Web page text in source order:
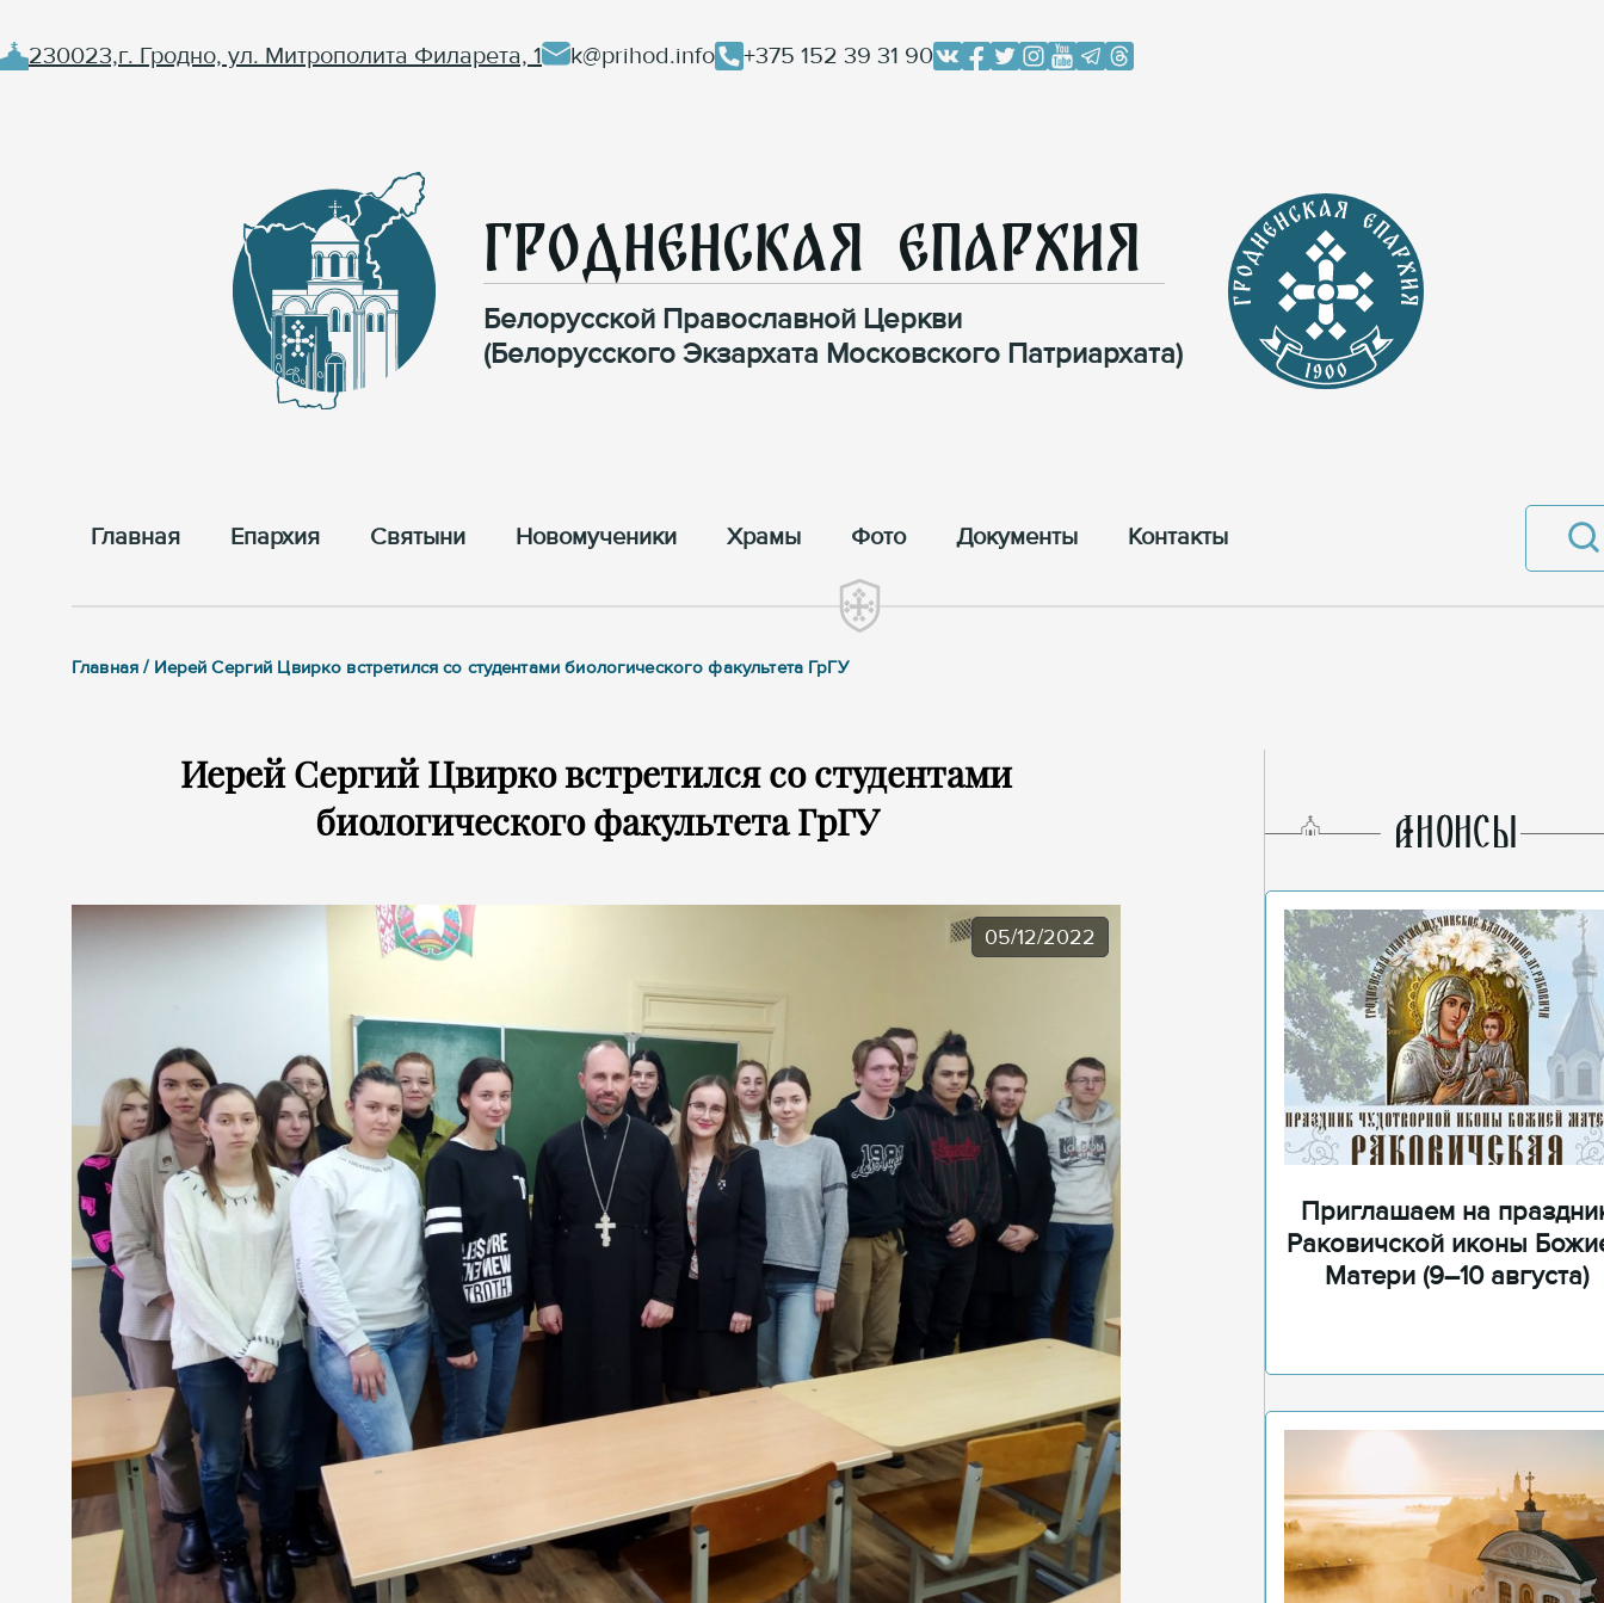
230023,г. Гродно, ул. Митрополита Филарета, 1 k@prihod.info +375 152 39 31 90
Гродненская Епархия
Белорусской Православной Церкви
(Белорусского Экзархата Московского Патриархата)
Главная Епархия Cвятыни Новомученики Храмы Фото Документы Контакты
Главная / Иерей Сергий Цвирко встретился со студентами биологического факультета ГрГУ
Иерей Сергий Цвирко встретился со студентами
биологического факультета ГрГУ
05/12/2022
AНОНСЫ
Приглашаем на
Раковичской иконы
Матери (9–10 августа)